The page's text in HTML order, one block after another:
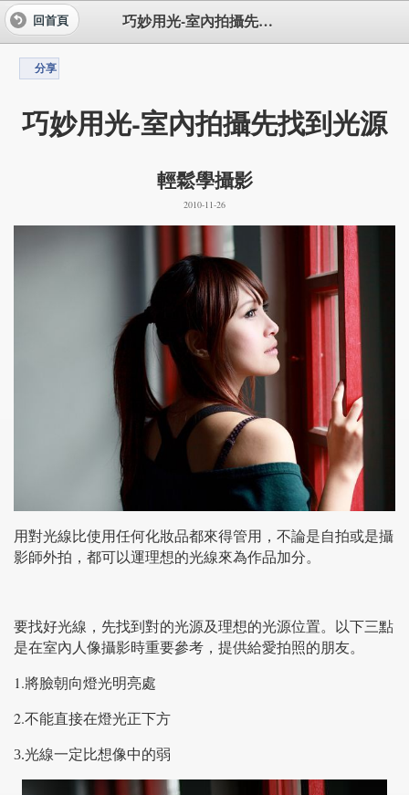
巧妙用光-室內拍攝先找到光源
回首頁
分享
巧妙用光-室內拍攝先找到光源
輕鬆學攝影
2010-11-26
用對光線比使用任何化妝品都來得管用，不論是自拍或是攝
影師外拍，都可以運理想的光線來為作品加分。
要找好光線，先找到對的光源及理想的光源位置。以下三點
是在室內人像攝影時重要參考，提供給愛拍照的朋友。
1.將臉朝向燈光明亮處
2.不能直接在燈光正下方
3.光線一定比想像中的弱